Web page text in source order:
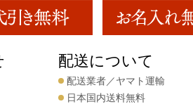
配送について
配送業者／ヤマト運輸
日本国内送料無料